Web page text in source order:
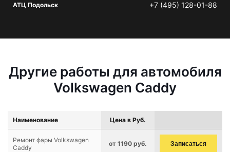
АТЦ Подольск +7 (495) 128-01-88
Другие работы для автомобиля
Volkswagen Caddy
Наименование Цена в Руб.
Ремонт фары Volkswagen
Caddy
от 1190 руб. Записаться